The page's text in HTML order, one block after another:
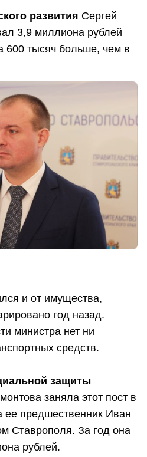
развития Сергей
3,9 миллиона рублей
600 тысяч больше, чем в
и от имущества,
год назад.
министра нет ни
средств.
защиты
заняла этот пост в
ее предшественник Иван
Ставрополя. За год она
рублей.